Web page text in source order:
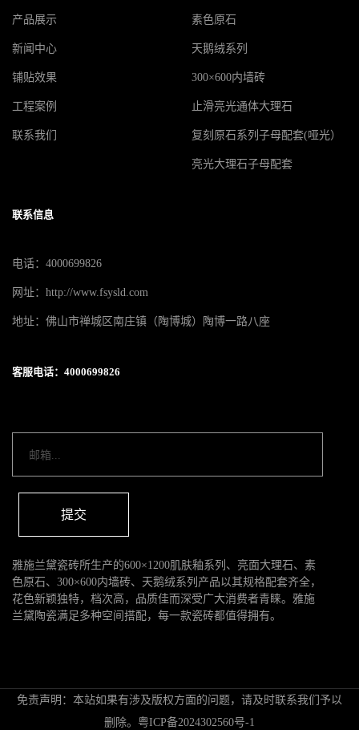
产品展示
新闻中心
铺贴效果
工程案例
联系我们
素色原石
天鹅绒系列
300×600内墙砖
止滑亮光通体大理石
复刻原石系列子母配套(哑光）
亮光大理石子母配套
联系信息
电话：4000699826
网址：http://www.fsysld.com
地址：佛山市禅城区南庄镇（陶博城）陶博一路八座
客服电话：4000699826
提交
雅施兰黛瓷砖所生产的600×1200肌肤釉系列、亮面大理石、素
色原石、300×600内墙砖、天鹅绒系列产品以其规格配套齐全，
花色新颖独特，档次高，品质佳而深受广大消费者青睐。雅施
兰黛陶瓷满足多种空间搭配，每一款瓷砖都值得拥有。
免责声明：本站如果有涉及版权方面的问题，请及时联系我们予以
删除。 粤ICP备2024302560号-1